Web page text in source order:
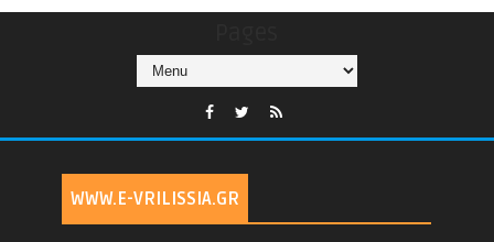
WWW.E-VRILISSIA.GR